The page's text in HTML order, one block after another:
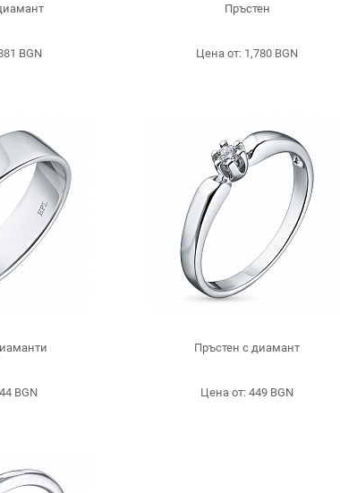
BGN
Пръстен
Цена от: 1,780 BGN
BGN
Пръстен с диамант
Цена от: 449 BGN